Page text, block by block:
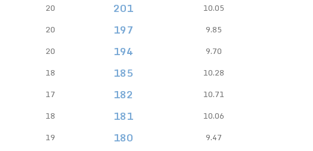
20 201
10.05
20 197
9.85
20 194
9.70
18 185
10.28
17 182
10.71
18 181
10.06
19 180
9.47